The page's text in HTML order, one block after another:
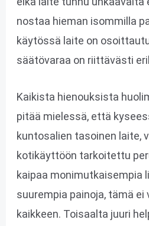
nostaa hieman isommilla
käytössä laite on
säätövaraa on riittävästi
Kaikista hienouksista
pitää mielessä, että
kuntosalien tasoinen laite,
kotikäyttöön tarkoitettu
kaipaa monimutkaisempia
suurempia painoja, tämä
kaikkeen. Toisaalta juuri